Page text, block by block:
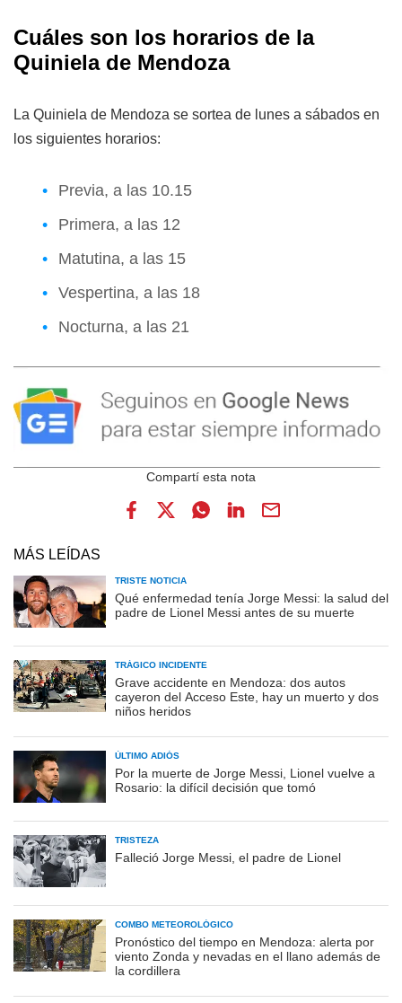
Cuáles son los horarios de la
Quiniela de Mendoza
La Quiniela de Mendoza se sortea de lunes a sábados en
los siguientes horarios:
Previa, a las 10.15
Primera, a las 12
Matutina, a las 15
Vespertina, a las 18
Nocturna, a las 21
MÁS LEÍDAS
TRISTE NOTICIA
Qué enfermedad tenía Jorge Messi: la salud del
padre de Lionel Messi antes de su muerte
TRÁGICO INCIDENTE
Grave accidente en Mendoza: dos autos
cayeron del Acceso Este, hay un muerto y dos
niños heridos
ÚLTIMO ADIÓS
Por la muerte de Jorge Messi, Lionel vuelve a
Rosario: la difícil decisión que tomó
TRISTEZA
Falleció Jorge Messi, el padre de Lionel
COMBO METEOROLÓGICO
Pronóstico del tiempo en Mendoza: alerta por
viento Zonda y nevadas en el llano además de
la cordillera